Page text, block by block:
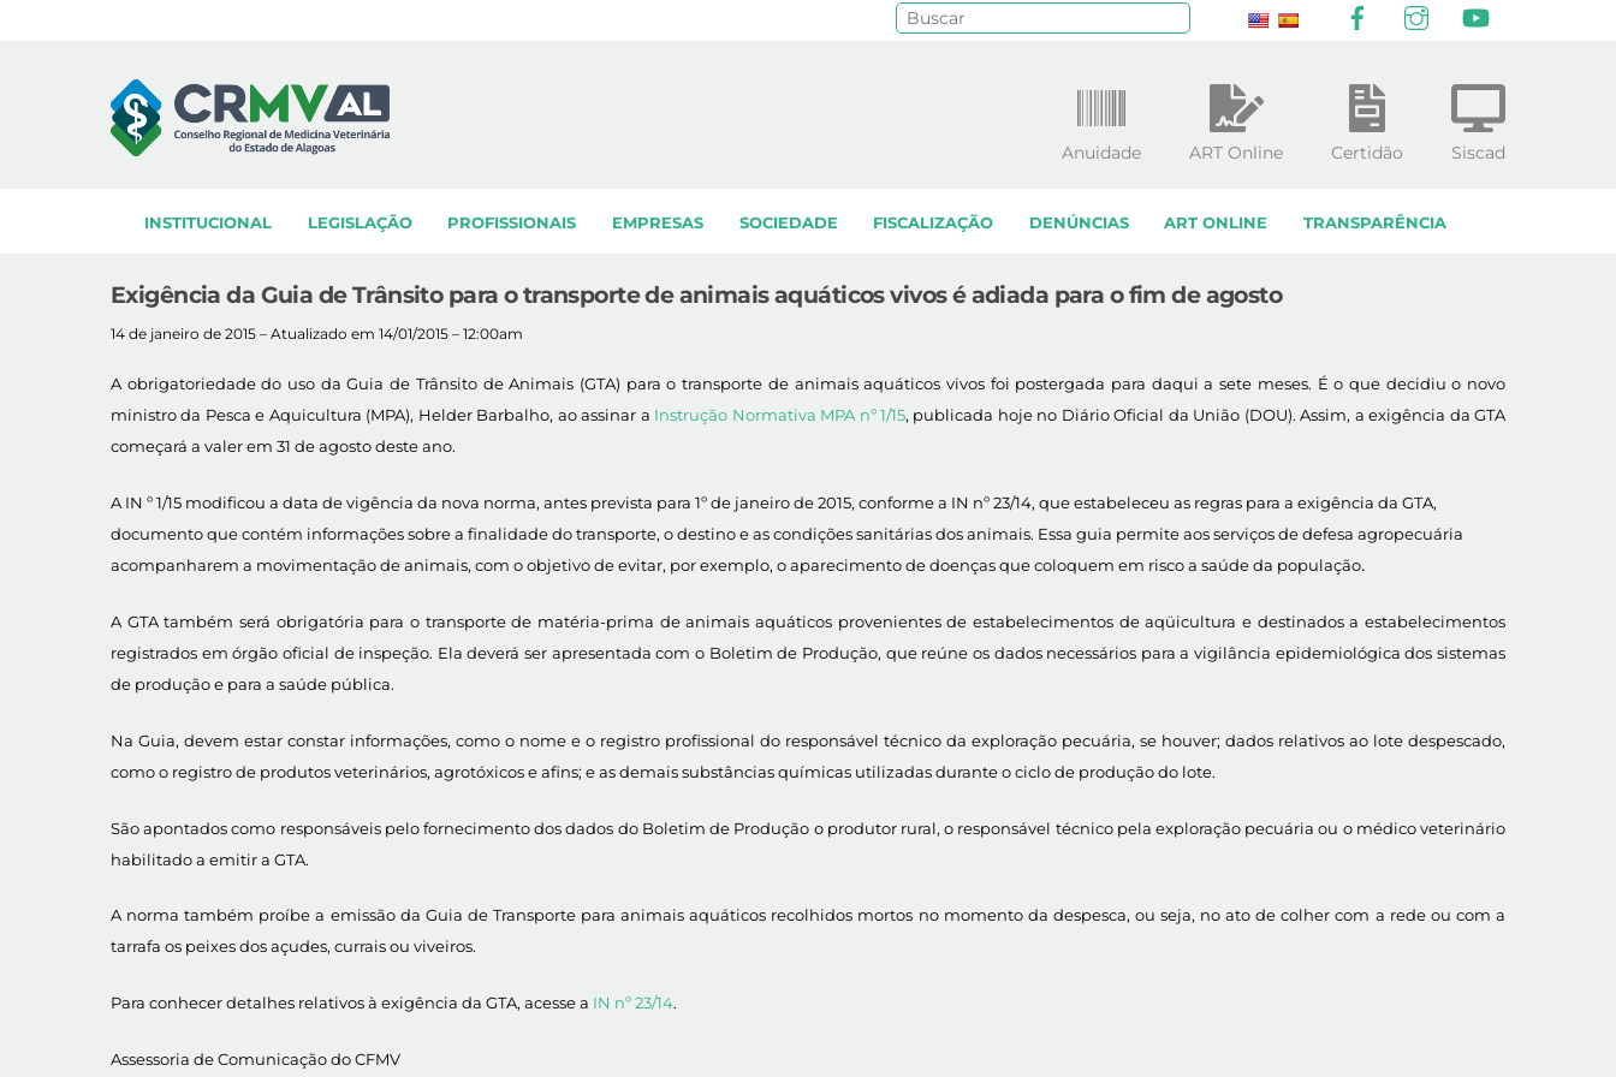
INSTITUCIONAL LEGISLAÇÃO PROFISSIONAIS EMPRESAS SOCIEDADE FISCALIZAÇÃO DENÚNCIAS ART ONLINE TRANSPARÊNCIA
Anuidade ART Online Certidão Siscad
Exigência da Guia de Trânsito para o transporte de animais aquáticos vivos é adiada para o fim de agosto
14 de janeiro de 2015 – Atualizado em 14/01/2015 – 12:00am
A obrigatoriedade do uso da Guia de Trânsito de Animais (GTA) para o transporte de animais aquáticos vivos foi postergada para daqui a sete meses. É o que decidiu o novo
ministro da Pesca e Aquicultura (MPA), Helder Barbalho, ao assinar a Instrução Normativa MPA nº 1/15, publicada hoje no Diário Oficial da União (DOU). Assim, a exigência da GTA
começará a valer em 31 de agosto deste ano.
A IN º 1/15 modificou a data de vigência da nova norma, antes prevista para 1º de janeiro de 2015, conforme a IN nº 23/14, que estabeleceu as regras para a exigência da GTA,
documento que contém informações sobre a finalidade do transporte, o destino e as condições sanitárias dos animais. Essa guia permite aos serviços de defesa agropecuária
acompanharem a movimentação de animais, com o objetivo de evitar, por exemplo, o aparecimento de doenças que coloquem em risco a saúde da população.
A GTA também será obrigatória para o transporte de matéria-prima de animais aquáticos provenientes de estabelecimentos de aqüicultura e destinados a estabelecimentos
registrados em órgão oficial de inspeção. Ela deverá ser apresentada com o Boletim de Produção, que reúne os dados necessários para a vigilância epidemiológica dos sistemas
de produção e para a saúde pública.
Na Guia, devem estar constar informações, como o nome e o registro profissional do responsável técnico da exploração pecuária, se houver; dados relativos ao lote despescado,
como o registro de produtos veterinários, agrotóxicos e afins; e as demais substâncias químicas utilizadas durante o ciclo de produção do lote.
São apontados como responsáveis pelo fornecimento dos dados do Boletim de Produção o produtor rural, o responsável técnico pela exploração pecuária ou o médico veterinário
habilitado a emitir a GTA.
A norma também proíbe a emissão da Guia de Transporte para animais aquáticos recolhidos mortos no momento da despesca, ou seja, no ato de colher com a rede ou com a
tarrafa os peixes dos açudes, currais ou viveiros.
Para conhecer detalhes relativos à exigência da GTA, acesse a IN nº 23/14.
Assessoria de Comunicação do CFMV